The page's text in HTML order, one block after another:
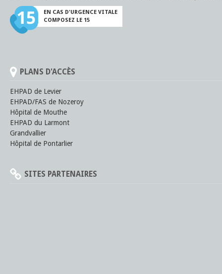
EN CAS D'URGENCE VITALE
COMPOSEZ LE 15
PLANS D'ACCÈS
EHPAD de Levier
EHPAD/FAS de Nozeroy
Hôpital de Mouthe
EHPAD du Larmont
Grandvallier
Hôpital de Pontarlier
SITES PARTENAIRES